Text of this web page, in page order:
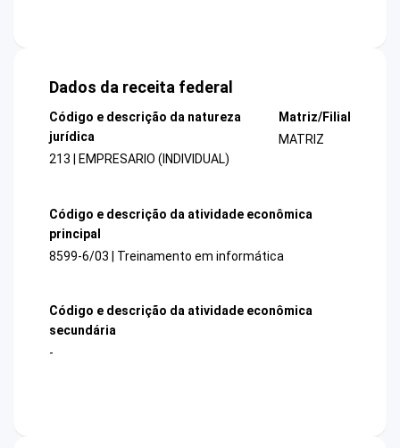
Dados da receita federal
Código e descrição da natureza
jurídica
213 | EMPRESARIO (INDIVIDUAL)
Matriz/Filial
MATRIZ
Código e descrição da atividade econômica
principal
8599-6/03 | Treinamento em informática
Código e descrição da atividade econômica
secundária
-